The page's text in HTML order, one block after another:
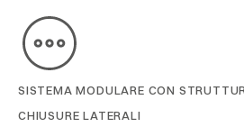
SISTEMA MODULARE CON
CHIUSURE LATERALI